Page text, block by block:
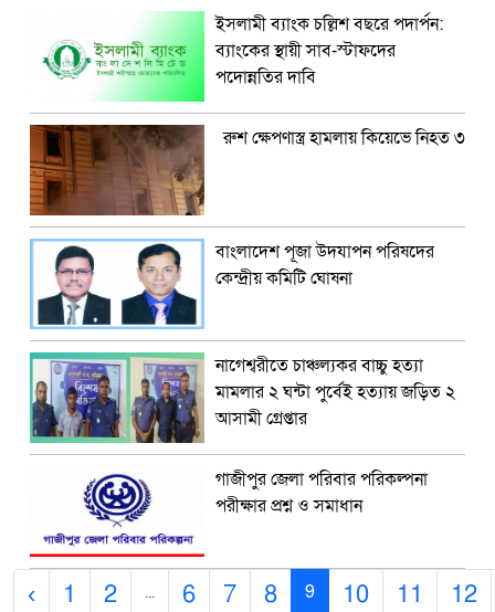
ইসলামী ব্যাংক চল্লিশ বছরে পদার্পন:
ব্যাংকের স্থায়ী সাব-স্টাফদের
পদোন্নতির দাবি
রুশ ক্ষেপণাস্ত্র হামলায় কিয়েভে নিহত ৩
বাংলাদেশ পূজা উদযাপন পরিষদের
কেন্দ্রীয় কমিটি ঘোষনা
নাগেশ্বরীতে চাঞ্চল্যকর বাচ্চু হত্যা
মামলার ২ ঘন্টা পুর্বেই হত্যায় জড়িত ২
আসামী গ্রেপ্তার
গাজীপুর জেলা পরিবার পরিকল্পনা
পরীক্ষার প্রশ্ন ও সমাধান
‹ 1 2 ... 6 7 8 9 10 11 12